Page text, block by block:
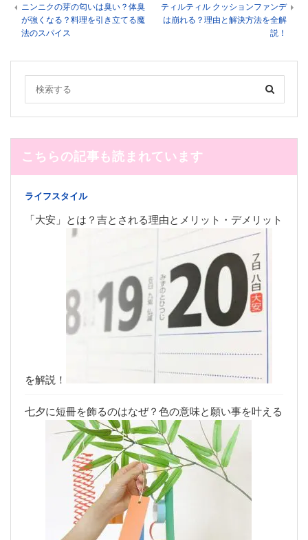
ニンニクの芽の匂いは臭い？体臭
が強くなる？料理を引き立てる魔
法のスパイス
ティルティル クッションファンデ
は崩れる？理由と解決方法を全解
説！
こちらの記事も読まれています
ライフスタイル
「大安」とは？吉とされる理由とメリット・デメリット
を解説！
七夕に短冊を飾るのはなぜ？色の意味と願い事を叶える